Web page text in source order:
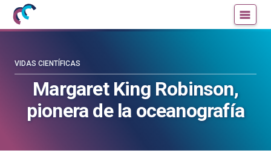
Mujeres
con
Cultura
Científica
la
blog
Cultura
Científica
la
Margaret King Robinson,
pionera de la oceanografía
VIDAS CIENTÍFICAS